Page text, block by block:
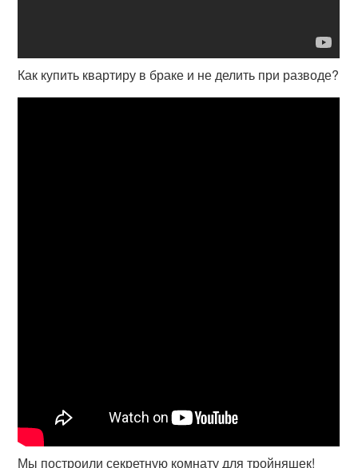
Как купить квартиру в браке и не делить при разводе?
Мы построили секретную комнату для тройняшек!